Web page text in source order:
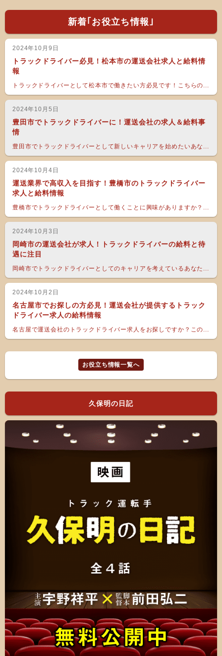
新着｢お役立ち情報｣
2024年10月9日
トラックドライバー必見！松本市の運送会社求人と給料情
報
トラックドライバーとして松本市で働きたい方必見です！こちらの...
2024年10月5日
豊田市でトラックドライバーに！運送会社の求人＆給料事
情
豊田市でトラックドライバーとして新しいキャリアを始めたいあな...
2024年10月4日
運送業界で高収入を目指す！豊橋市のトラックドライバー
求人と給料情報
豊橋市でトラックドライバーとして働くことに興味がありますか？...
2024年10月3日
岡崎市の運送会社が求人！トラックドライバーの給料と待
遇に注目
岡崎市でトラックドライバーとしてのキャリアを考えているあなた...
2024年10月2日
名古屋市でお探しの方必見！運送会社が提供するトラック
ドライバー求人の給料情報
名古屋で運送会社のトラックドライバー求人をお探しですか？この...
お役立ち情報一覧へ
久保明の日記